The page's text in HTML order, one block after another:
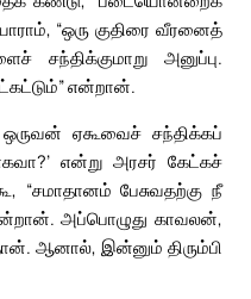
“ஒரு குதிரை வீரனைத்
அனுப்பு.
என்றான்.
ஏகூவைச் சந்திக்கப்
என்று அரசர் கேட்கச்
பேசுவதற்கு நீ
அப்பொழுது காவலன்,
ஆனால், இன்னும் திரும்பி